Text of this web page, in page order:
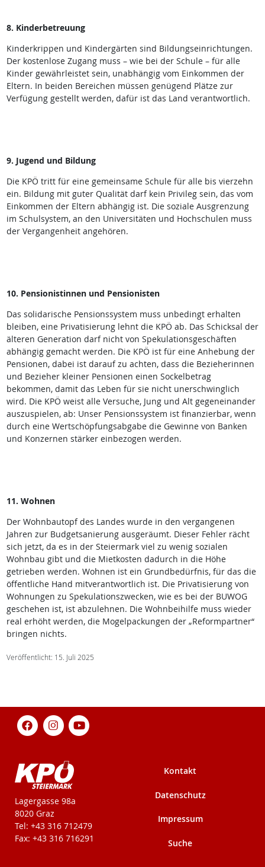
8. Kinderbetreuung
Kinderkrippen und Kindergärten sind Bildungseinrichtungen.
Der kostenlose Zugang muss – wie bei der Schule – für alle
Kinder gewährleistet sein, unabhängig vom Einkommen der
Eltern. In beiden Bereichen müssen genügend Plätze zur
Verfügung gestellt werden, dafür ist das Land verantwortlich.
9. Jugend und Bildung
Die KPÖ tritt für eine gemeinsame Schule für alle bis vierzehn
ein. Bildung mit guter Qualität darf kein Privileg sein, das vom
Einkommen der Eltern abhängig ist. Die soziale Ausgrenzung
im Schulsystem, an den Universitäten und Hochschulen muss
der Vergangenheit angehören.
10. Pensionistinnen und Pensionisten
Das solidarische Pensionssystem muss unbedingt erhalten
bleiben, eine Privatisierung lehnt die KPÖ ab. Das Schicksal der
älteren Generation darf nicht von Spekulationsgeschäften
abhängig gemacht werden. Die KPÖ ist für eine Anhebung der
Pensionen, dabei ist darauf zu achten, dass die Bezieherinnen
und Bezieher kleiner Pensionen einen Sockelbetrag
bekommen, damit das Leben für sie nicht unerschwinglich
wird. Die KPÖ weist alle Versuche, Jung und Alt gegeneinander
auszuspielen, ab: Unser Pensionssystem ist finanzierbar, wenn
durch eine Wertschöpfungsabgabe die Gewinne von Banken
und Konzernen stärker einbezogen werden.
11. Wohnen
Der Wohnbautopf des Landes wurde in den vergangenen
Jahren zur Budgetsanierung ausgeräumt. Dieser Fehler rächt
sich jetzt, da es in der Steiermark viel zu wenig sozialen
Wohnbau gibt und die Mietkosten dadurch in die Höhe
getrieben werden. Wohnen ist ein Grundbedürfnis, für das die
öffentliche Hand mitverantwortlich ist. Die Privatisierung von
Wohnungen zu Spekulationszwecken, wie es bei der BUWOG
geschehen ist, ist abzulehnen. Die Wohnbeihilfe muss wieder
real erhöht werden, die Mogelpackungen der „Reformpartner“
bringen nichts.
Veröffentlicht: 15. Juli 2025
KPÖ-Steiermark
Lagergasse 98a
8020 Graz
Tel: +43 316 712479
Fax: +43 316 716291
Kontakt
Datenschutz
Impressum
Suche